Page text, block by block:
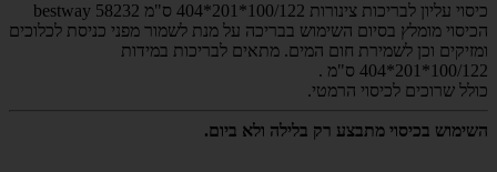
כיסוי עליון לבריכות צינורות 100/122*201*404 ס"מ 58232 bestway
הכיסוי מומלץ בסיום השימוש בבריכה על מנת לשמור מפני כניסת לכלוכים
ומזיקים וכן לשמירת חום המים. מתאים לבריכות במידות
100/122*201*404 ס"מ .
כולל שרוכים לכיסוי הרמטי.
השימוש בכיסוי מתבצע רק בלילה ולא ביום.